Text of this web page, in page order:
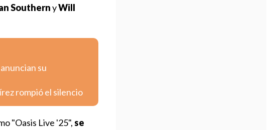
SouthernyWill
su
rompió el silencio
"Oasis Live '25",se